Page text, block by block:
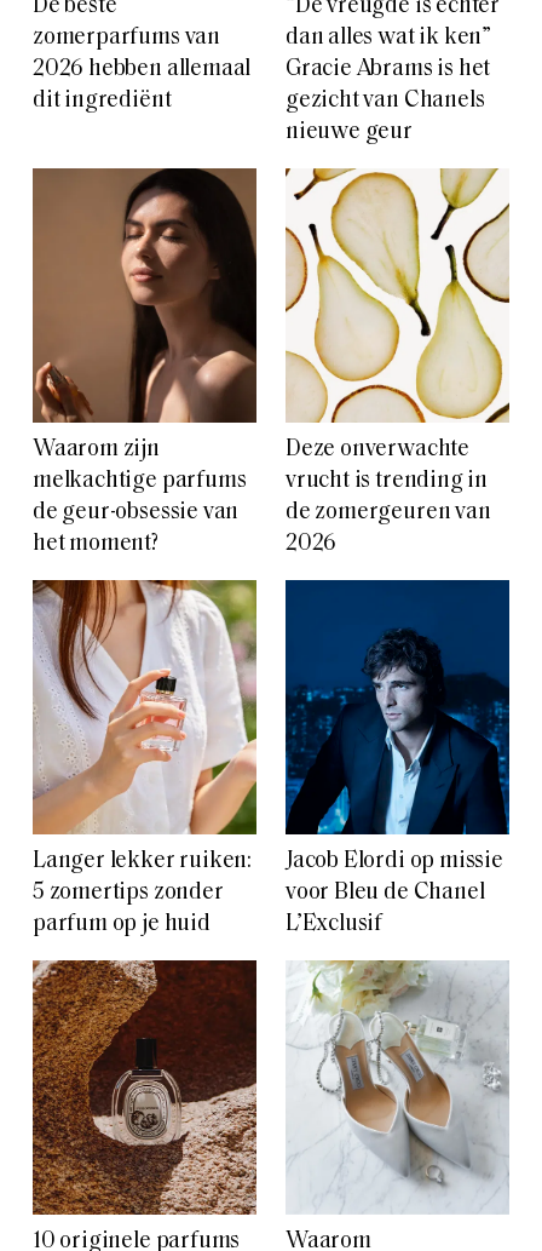
De beste
zomerparfums van
2026 hebben allemaal
dit ingrediënt
“De vreugde is echter
dan alles wat ik ken”
Gracie Abrams is het
gezicht van Chanels
nieuwe geur
Waarom zijn
melkachtige parfums
de geur-obsessie van
het moment?
Deze onverwachte
vrucht is trending in
de zomergeuren van
2026
Langer lekker ruiken:
5 zomertips zonder
parfum op je huid
Jacob Elordi op missie
voor Bleu de Chanel
L’Exclusif
10 originele parfums
Waarom